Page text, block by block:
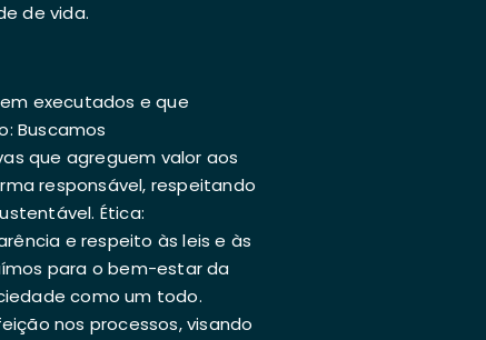
de vida.
executados e que
Buscamos
que agreguem valor aos
responsável, respeitando
Ética:
e respeito às leis e às
para o bem-estar da
como um todo.
nos processos, visando